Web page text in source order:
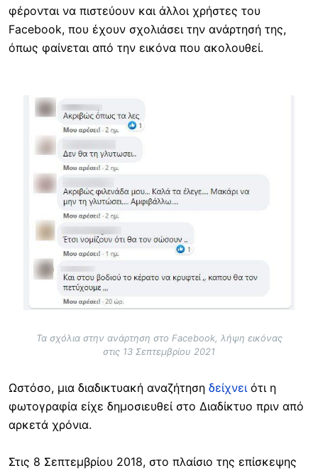
φέρονται να πιστεύουν και άλλοι χρήστες του
Facebook, που έχουν σχολιάσει την ανάρτησή της,
όπως φαίνεται από την εικόνα που ακολουθεί.
Image
Τα σχόλια στην ανάρτηση στο Facebook, λήψη εικόνας
στις 13 Σεπτεμβρίου 2021
Ωστόσο, μια διαδικτυακή αναζήτηση δείχνει ότι η
φωτογραφία είχε δημοσιευθεί στο Διαδίκτυο πριν από
αρκετά χρόνια.
Στις 8 Σεπτεμβρίου 2018, στο πλαίσιο της επίσκεψης